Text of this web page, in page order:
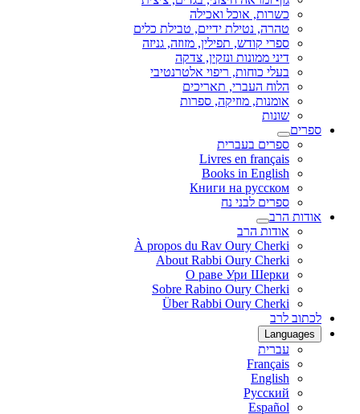
כשרות, אוכל ואכילה
טהרה, נטילת ידיים, טבילת כלים
ספרי קודש, תפילין, מזוזה, גניזה
דיני ממונות ונזקין, צדקה
בעלי כוחות, ריפוי אלטרנטיבי
הלוח העברי, תאריכים
אומנות, מוזיקה, ספרות
שונות
ספרים
ספרים בעברית
Livres en français
Books in English
Книги на русском
ספרים לבני נח
אודות הרב
אודות הרב
À propos du Rav Oury Cherki
About Rabbi Oury Cherki
О раве Ури Шерки
Sobre Rabino Oury Cherki
Über Rabbi Oury Cherki
לכתוב לרב
Languages
עברית
Français
English
Русский
Español